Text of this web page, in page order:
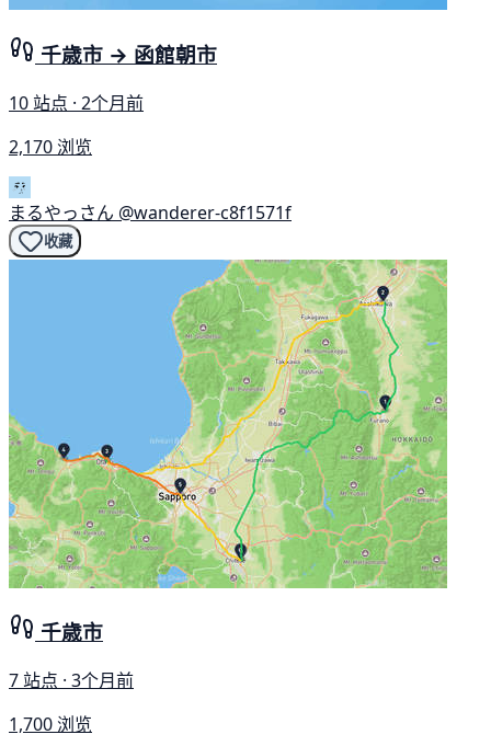
千歳市 → 函館朝市
10 站点 · 2个月前
2,170 浏览
まるやっさん @wanderer-c8f1571f
收藏
千歳市
7 站点 · 3个月前
1,700 浏览